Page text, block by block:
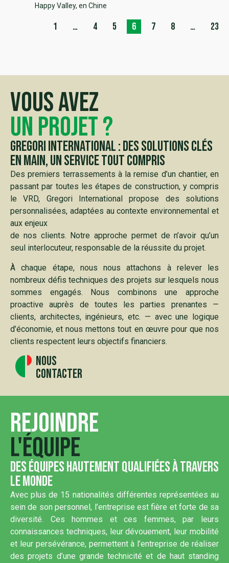
Happy Valley, en Chine
1 … 4 5 6 7 8 … 23
Vous avez
un projet ?
Gregori International : Des solutions clés
en main, un service tout compris
Des premiers terrassements à la remise d’un chantier, en
passant par toutes les étapes de construction, y compris
le VRD, Gregori International propose des solutions
personnalisées, adaptées au contexte environnemental et
aux enjeux
de nos clients. Notre approche permet de n’avoir qu’un
seul interlocuteur, responsable de la réussite du projet.
À chaque étape, nous nous attachons à relever les
nombreux défis techniques des projets sur lesquels nous
sommes engagés. Nous combinons une approche
proactive auprès de toutes les parties prenantes —
clients, architectes, ingénieurs, etc. — avec une logique
d’économie, et nous mettons tout en œuvre pour que nos
clients respectent leurs objectifs financiers.
Nous
contacter
Rejoindre
l'équipe
Des équipes hautement qualifiées à travers
le monde
Avec plus de 15 nationalités différentes représentées au
sein de son personnel, l’entreprise est fière et forte de sa
diversité. Ces hommes et ces femmes, par leurs
connaissances techniques, leur dévouement, leur mobilité
et leur persévérance, permettent à l’entreprise de réaliser
des projets d’une grande technicité et de haut standing